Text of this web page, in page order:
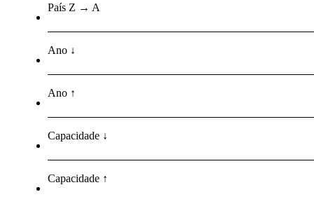
País Z → A
Ano ↓
Ano ↑
Capacidade ↓
Capacidade ↑